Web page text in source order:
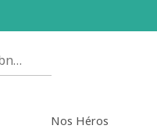
Nos Héros